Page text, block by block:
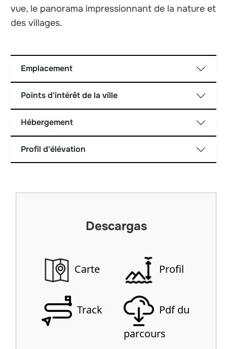
vue, le panorama impressionnant de la nature et
des villages.
Emplacement
Points d'intérêt de la ville
Hébergement
Profil d'élévation
Descargas
Carte Profil
Track
Pdf du
parcours